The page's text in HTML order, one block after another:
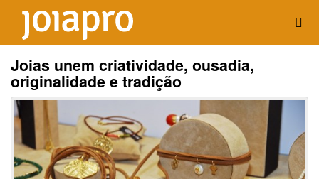
Joias unem criatividade, ousadia,
originalidade e tradição